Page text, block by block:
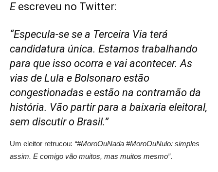
Eescreveu no Twitter:
“Especula-se se a Terceira Via terá
candidatura única. Estamos trabalhando
para que isso ocorra e vai acontecer. As
vias de Lula e Bolsonaro estão
congestionadas e estão na contramão da
história. Vão partir para a baixaria eleitoral,
sem discutir o Brasil.”
Um eleitor retrucou: “#MoroOuNada #MoroOuNulo: simples
assim. E comigo vão muitos, mas muitos mesmo”.